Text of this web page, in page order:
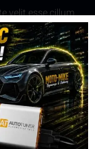
velit esse cillum
cupidatat
anim id est
exercitation